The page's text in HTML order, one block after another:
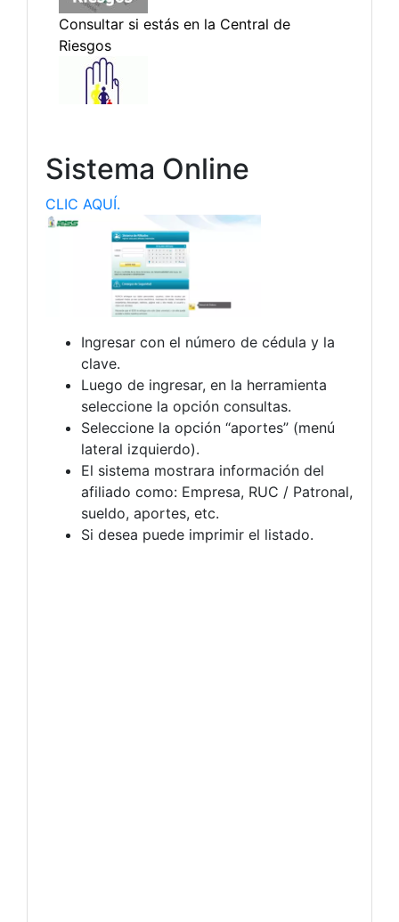
Sistema Online
CLIC AQUÍ.
Ingresar con el número de cédula y la
clave.
Luego de ingresar, en la herramienta
seleccione la opción consultas.
Seleccione la opción “aportes” (menú
lateral izquierdo).
El sistema mostrara información del
afiliado como: Empresa, RUC / Patronal,
sueldo, aportes, etc.
Si desea puede imprimir el listado.